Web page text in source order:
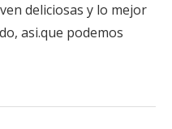
deliciosas y lo mejor
asi.que podemos